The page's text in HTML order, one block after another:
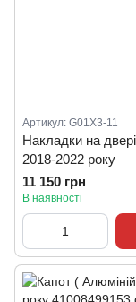
Артикул: G01X3-11
Накладки на
2018-2022 року
11 150 грн
В наявності